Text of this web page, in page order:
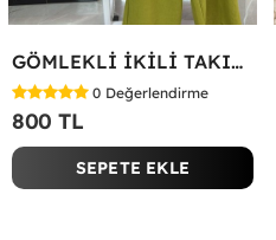
GÖMLEKLİ İKİLİ TAKIM Yeşil
0 Değerlendirme
800 TL
SEPETE EKLE